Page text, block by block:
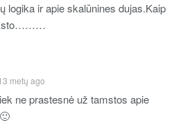
logika ir apie skalūnines dujas.Kaip
metų ago
ne prastesnė už tamstos apie